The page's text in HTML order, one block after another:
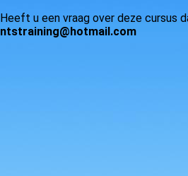
Heeft u een vraag over deze cursus
ntstraining@hotmail.com